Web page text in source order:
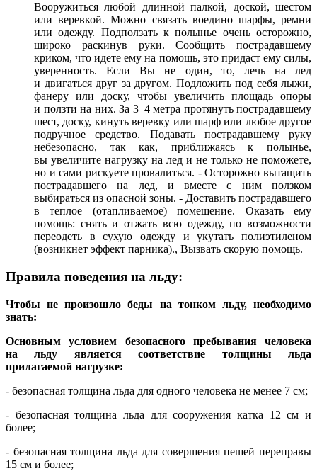
Вооружиться любой длинной палкой, доской, шестом
или веревкой. Можно связать воедино шарфы, ремни
или одежду. Подползать к полынье очень осторожно,
широко раскинув руки. Сообщить пострадавшему
криком, что идете ему на помощь, это придаст ему силы,
уверенность. Если Вы не один, то, лечь на лед
и двигаться друг за другом. Подложить под себя лыжи,
фанеру или доску, чтобы увеличить площадь опоры
и ползти на них. За 3–4 метра протянуть пострадавшему
шест, доску, кинуть веревку или шарф или любое другое
подручное средство. Подавать пострадавшему руку
небезопасно, так как, приближаясь к полынье,
вы увеличите нагрузку на лед и не только не поможете,
но и сами рискуете провалиться. - Осторожно вытащить
пострадавшего на лед, и вместе с ним ползком
выбираться из опасной зоны. - Доставить пострадавшего
в теплое (отапливаемое) помещение. Оказать ему
помощь: снять и отжать всю одежду, по возможности
переодеть в сухую одежду и укутать полиэтиленом
(возникнет эффект парника)., Вызвать скорую помощь.
Правила поведения на льду:
Чтобы не произошло беды на тонком льду, необходимо
знать:
Основным условием безопасного пребывания человека
на льду является соответствие толщины льда
прилагаемой нагрузке:
- безопасная толщина льда для одного человека не менее 7 см;
- безопасная толщина льда для сооружения катка 12 см и
более;
- безопасная толщина льда для совершения пешей переправы
15 см и более;